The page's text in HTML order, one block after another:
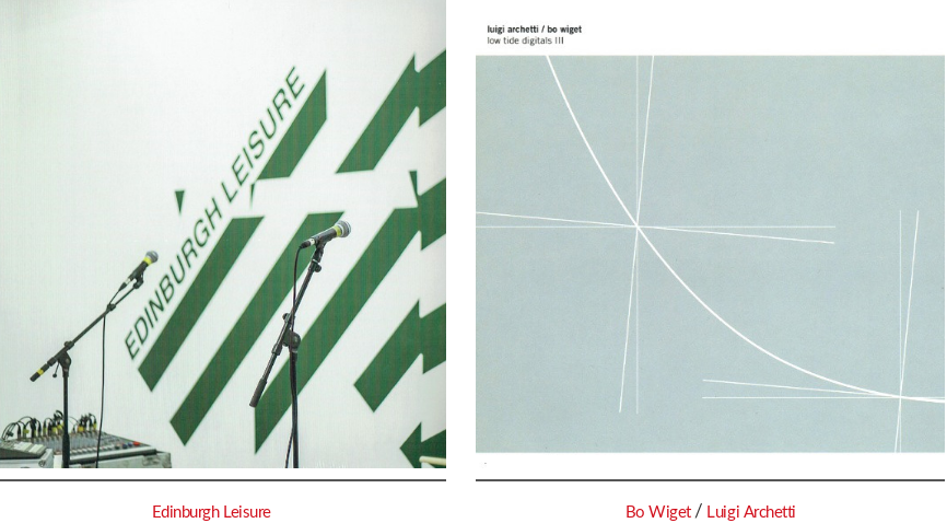
Edinburgh Leisure Bo Wiget / Luigi Archetti